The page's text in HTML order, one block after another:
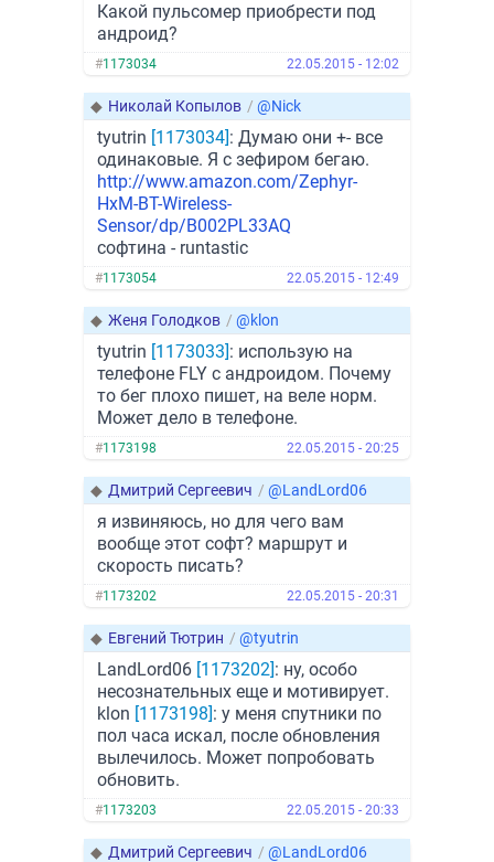
Какой пульсомер приобрести под
андроид?
#1173034 22.05.2015 - 12:02
◆ Николай Копылов / @Nick
tyutrin [1173034]: Думаю они +- все
одинаковые. Я с зефиром бегаю.
http://www.amazon.com/Zephyr-
HxM-BT-Wireless-
Sensor/dp/B002PL33AQ
софтина - runtastic
#1173054 22.05.2015 - 12:49
◆ Женя Голодков / @klon
tyutrin [1173033]: использую на
телефоне FLY с андроидом. Почему
то бег плохо пишет, на веле норм.
Может дело в телефоне.
#1173198 22.05.2015 - 20:25
◆ Дмитрий Сергеевич / @LandLord06
я извиняюсь, но для чего вам
вообще этот софт? маршрут и
скорость писать?
#1173202 22.05.2015 - 20:31
◆ Евгений Тютрин / @tyutrin
LandLord06 [1173202]: ну, особо
несознательных еще и мотивирует.
klon [1173198]: у меня спутники по
пол часа искал, после обновления
вылечилось. Может попробовать
обновить.
#1173203 22.05.2015 - 20:33
◆ Дмитрий Сергеевич / @LandLord06